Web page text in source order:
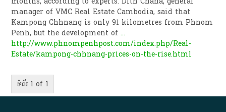
manager of VMC Real Estate Cambodia, said that
Kampong Chhnang is only 91 kilometres from Phnom
Penh, but the development of...
http://www.phnompenhpost.com/index.php/Real-
Estate/kampong-chhnang-prices-on-the-rise.html
ទំព័រ 1 of 1